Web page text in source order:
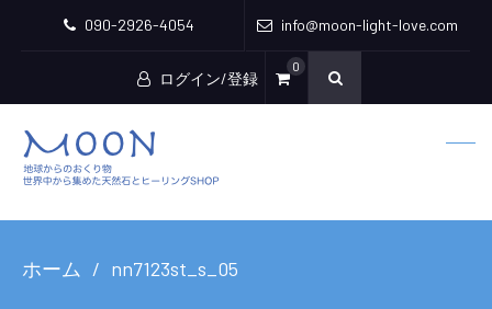
090-2926-4054 info@moon-light-love.com
ログイン/登録
0
ホーム nn7123st_s_05